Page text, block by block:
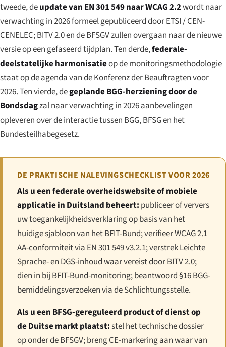
tweede, deupdate van EN 301 549 naar WCAG 2.2wordt naar
verwachting in 2026 formeel gepubliceerd door ETSI / CEN-
CENELEC; BITV 2.0 en de BFSGV zullen overgaan naar de nieuwe
versie op een gefaseerd tijdplan. Ten derde,federale-
deelstatelijke harmonisatieop de monitoringsmethodologie
staat op de agenda van de Konferenz der Beauftragten voor
2026. Ten vierde, degeplande BGG-herziening door de
Bondsdagzal naar verwachting in 2026 aanbevelingen
opleveren over de interactie tussen BGG, BFSG en het
Bundesteilhabegesetz.
DE PRAKTISCHE NALEVINGSCHECKLIST VOOR 2026
Als u een federale overheidswebsite of mobiele
applicatie in Duitsland beheert: publiceer of ververs
uw toegankelijkheidsverklaring op basis van het
huidige sjabloon van het BFIT-Bund; verifieer WCAG 2.1
AA-conformiteit via EN 301 549 v3.2.1; verstrek Leichte
Sprache- en DGS-inhoud waar vereist door BITV 2.0;
dien in bij BFIT-Bund-monitoring; beantwoord §16 BGG-
bemiddelingsverzoeken via de Schlichtungsstelle.
Als u een BFSG-gereguleerd product of dienst op
de Duitse markt plaatst:stel het technische dossier
op onder de BFSGV; breng CE-markering aan waar van